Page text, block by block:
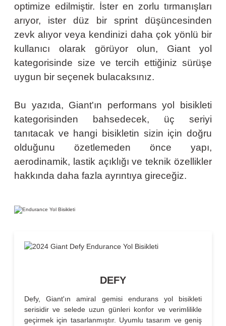
optimize edilmiştir. İster en zorlu tırmanışları
arıyor, ister düz bir sprint düşüncesinden
zevk alıyor veya kendinizi daha çok yönlü bir
kullanıcı olarak görüyor olun, Giant yol
kategorisinde size ve tercih ettiğiniz sürüşe
uygun bir seçenek bulacaksınız.
Bu yazıda, Giant'ın performans yol bisikleti
kategorisinden bahsedecek, üç seriyi
tanıtacak ve hangi bisikletin sizin için doğru
olduğunu özetlemeden önce yapı,
aerodinamik, lastik açıklığı ve teknik özellikler
hakkında daha fazla ayrıntıya gireceğiz.
DEFY
Defy, Giant'ın amiral gemisi endurans yol bisikleti
serisidir ve selede uzun günleri konfor ve verimlilikle
geçirmek için tasarlanmıştır. Uyumlu tasarım ve geniş